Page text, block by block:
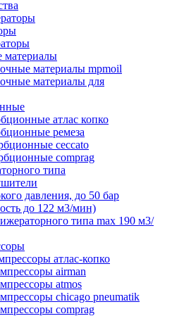
материалы
материалы mpmoil
материалы для
атлас копко
ремеза
ceccato
comprag
типа
давления, до 50 бар
до 122 м3/мин)
типа max 190 м3/
атлас-копко
airman
atmos
chicago pneumatik
comprag